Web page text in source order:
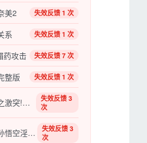
美2 失效反馈 1 次
系 失效反馈 1 次
药攻击 失效反馈 7 次
整版 失效反馈 1 次
真田女忍法传之激突!甲贺军团
失效反馈 3
次
咸湿西游记之孙悟空淫闯盘丝洞
失效反馈 3
次